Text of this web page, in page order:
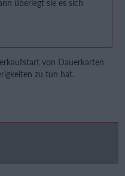
überlegt sie es sich
von Dauerkarten
zu tun hat.